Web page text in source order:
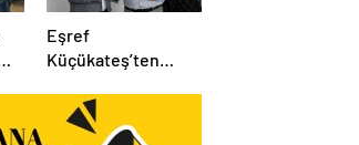
Eşref
Küçükateş’ten
Hüseyin Avni
Mutlu’ya Anlamlı